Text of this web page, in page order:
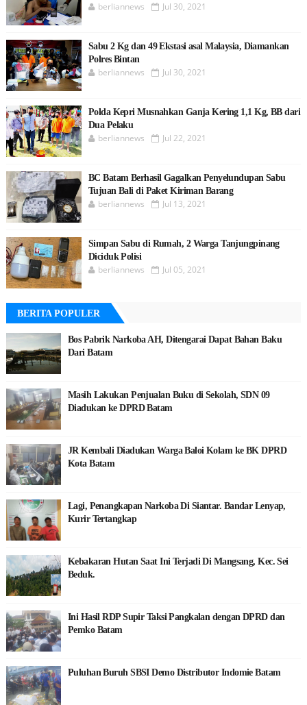
berliannews Jul 30, 2021
Sabu 2 Kg dan 49 Ekstasi asal Malaysia, Diamankan
Polres Bintan
berliannews Jul 30, 2021
Polda Kepri Musnahkan Ganja Kering 1,1 Kg, BB dari
Dua Pelaku
berliannews Jul 22, 2021
BC Batam Berhasil Gagalkan Penyelundupan Sabu
Tujuan Bali di Paket Kiriman Barang
berliannews Jul 13, 2021
Simpan Sabu di Rumah, 2 Warga Tanjungpinang
Diciduk Polisi
berliannews Jul 05, 2021
BERITA POPULER
Bos Pabrik Narkoba AH, Ditengarai Dapat Bahan Baku
Dari Batam
Masih Lakukan Penjualan Buku di Sekolah, SDN 09
Diadukan ke DPRD Batam
JR Kembali Diadukan Warga Baloi Kolam ke BK DPRD
Kota Batam
Lagi, Penangkapan Narkoba Di Siantar. Bandar Lenyap,
Kurir Tertangkap
Kebakaran Hutan Saat Ini Terjadi Di Mangsang, Kec. Sei
Beduk.
Ini Hasil RDP Supir Taksi Pangkalan dengan DPRD dan
Pemko Batam
Puluhan Buruh SBSI Demo Distributor Indomie Batam